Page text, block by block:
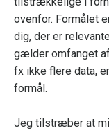
ovenfor. Formålet
dig, der er
gælder omfanget
fx ikke flere data,
formål.
Jeg tilstræber at